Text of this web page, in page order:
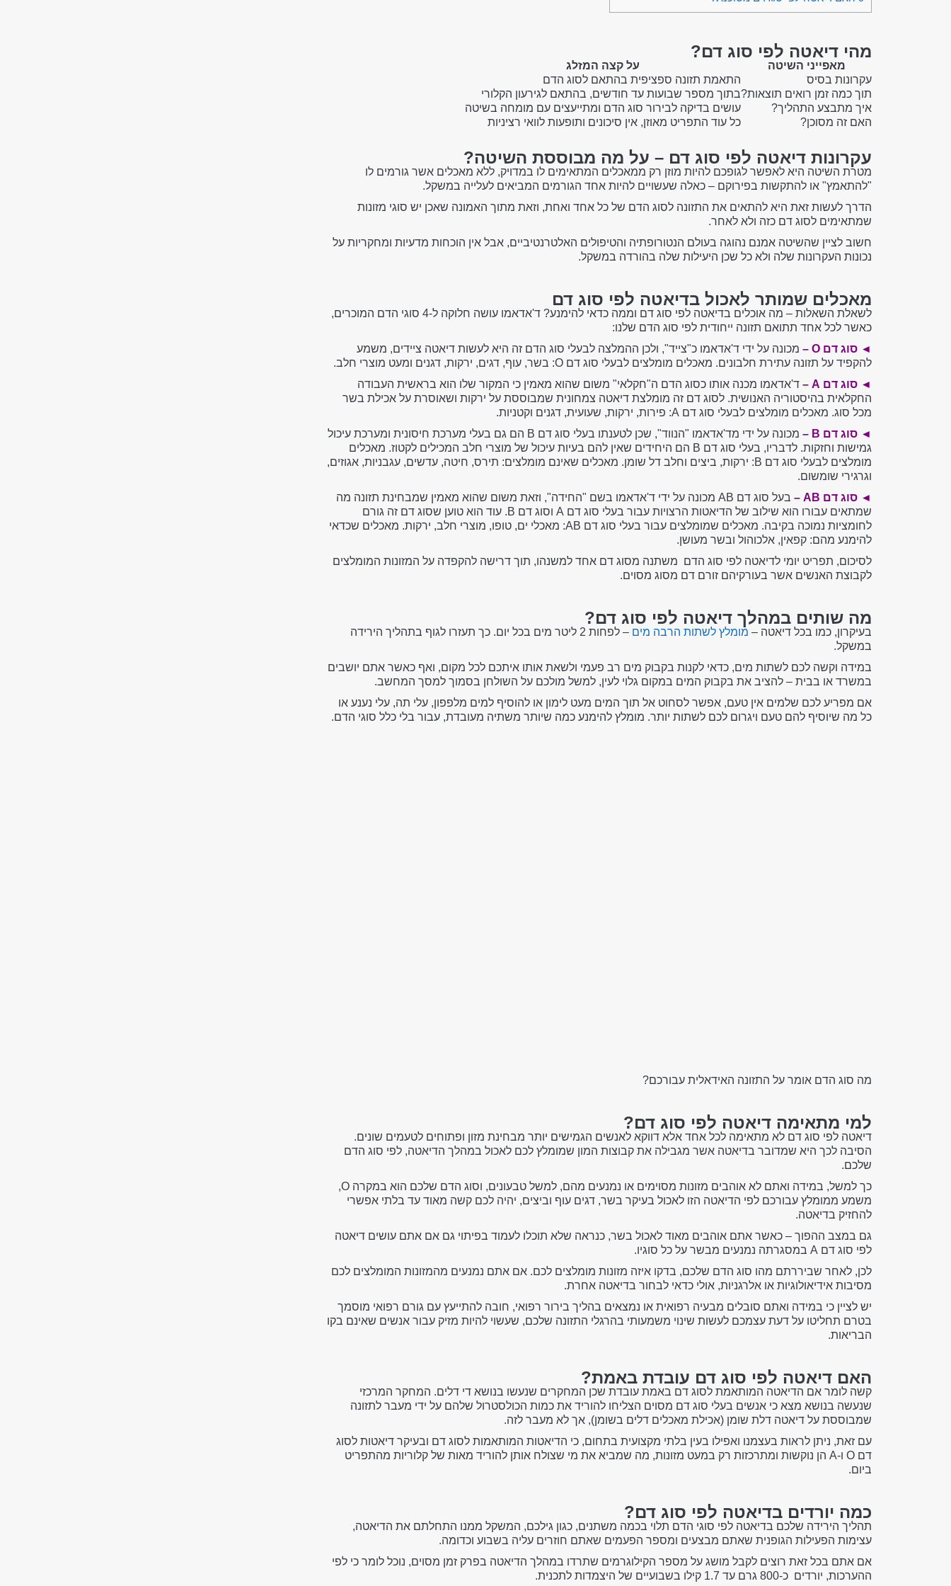
מהי דיאטה לפי סוג דם?
מאפייני השיטה
על קצה המזלג
עקרונות בסיס
התאמת תזונה ספציפית בהתאם לסוג הדם
תוך כמה זמן רואים תוצאות?בתוך מספר שבועות עד חודשים, בהתאם לגירעון הקלורי
איך מתבצע התהליך?
עושים בדיקה לבירור סוג הדם ומתייעצים עם מומחה בשיטה
האם זה מסוכן?
כל עוד התפריט מאוזן, אין סיכונים ותופעות לוואי רציניות
עקרונות דיאטה לפי סוג דם – על מה מבוססת השיטה?
מטרת השיטה היא לאפשר לגופכם להיות מוזן רק ממאכלים המתאימים לו במדויק, ללא מאכלים אשר גורמים לו
"להתאמץ" או להתקשות בפירוקם – כאלה שעשויים להיות אחד הגורמים המביאים לעלייה במשקל.
הדרך לעשות זאת היא להתאים את התזונה לסוג הדם של כל אחד ואחת, וזאת מתוך האמונה שאכן יש סוגי מזונות
שמתאימים לסוג דם כזה ולא לאחר.
חשוב לציין שהשיטה אמנם נהוגה בעולם הנטורופתיה והטיפולים האלטרנטיביים, אבל אין הוכחות מדעיות ומחקריות על
נכונות העקרונות שלה ולא כל שכן היעילות שלה בהורדה במשקל.
מאכלים שמותר לאכול בדיאטה לפי סוג דם
לשאלת השאלות – מה אוכלים בדיאטה לפי סוג דם וממה כדאי להימנע? ד'אדאמו עושה חלוקה ל-4 סוגי הדם המוכרים,
כאשר לכל אחד תתואם תזונה ייחודית לפי סוג הדם שלנו:
◄ סוג דם O –
מכונה על ידי ד'אדאמו כ"צייד", ולכן ההמלצה לבעלי סוג הדם זה היא לעשות דיאטה ציידים, משמע
להקפיד על תזונה עתירת חלבונים. מאכלים מומלצים לבעלי סוג דם O: בשר, עוף, דגים, ירקות, דגנים ומעט מוצרי חלב.
◄ סוג דם A –
ד'אדאמו מכנה אותו כסוג הדם ה"חקלאי" משום שהוא מאמין כי המקור שלו הוא בראשית העבודה
החקלאית בהיסטוריה האנושית. לסוג דם זה מומלצת דיאטה צמחונית שמבוססת על ירקות ושאוסרת על אכילת בשר
מכל סוג. מאכלים מומלצים לבעלי סוג דם A: פירות, ירקות, שעועית, דגנים וקטניות.
◄ סוג דם B –
מכונה על ידי מד'אדאמו "הנווד", שכן לטענתו בעלי סוג דם B הם גם בעלי מערכת חיסונית ומערכת עיכול
גמישות וחזקות. לדבריו, בעלי סוג דם B הם היחידים שאין להם בעיות עיכול של מוצרי חלב המכילים לקטוז. מאכלים
מומלצים לבעלי סוג דם B: ירקות, ביצים וחלב דל שומן. מאכלים שאינם מומלצים: תירס, חיטה, עדשים, עגבניות, אגוזים,
וגרגירי שומשום.
◄ סוג דם AB
–
בעל סוג דם AB מכונה על ידי ד'אדאמו בשם "החידה", וזאת משום שהוא מאמין שמבחינת תזונה מה
שמתאים עבורו הוא שילוב של הדיאטות הרצויות עבור בעלי סוג דם A וסוג דם B. עוד הוא טוען שסוג דם זה גורם
לחומציות נמוכה בקיבה. מאכלים שמומלצים עבור בעלי סוג דם AB: מאכלי ים, טופו, מוצרי חלב, ירקות. מאכלים שכדאי
להימנע מהם: קפאין, אלכוהול ובשר מעושן.
לסיכום, תפריט יומי לדיאטה לפי סוג הדם משתנה מסוג דם אחד למשנהו, תוך דרישה להקפדה על המזונות המומלצים
לקבוצת האנשים אשר בעורקיהם זורם דם מסוג מסוים.
מה שותים במהלך דיאטה לפי סוג דם?
בעיקרון, כמו בכל דיאטה – מומלץ לשתות הרבה מים
– לפחות 2 ליטר מים בכל יום. כך תעזרו לגוף בתהליך הירידה
במשקל.
במידה וקשה לכם לשתות מים, כדאי לקנות בקבוק מים רב פעמי ולשאת אותו איתכם לכל מקום, ואף כאשר אתם יושבים
במשרד או בבית – להציב את בקבוק המים במקום גלוי לעין, למשל מולכם על השולחן בסמוך למסך המחשב.
אם מפריע לכם שלמים אין טעם, אפשר לסחוט אל תוך המים מעט לימון או להוסיף למים מלפפון, עלי תה, עלי נענע או
כל מה שיוסיף להם טעם ויגרום לכם לשתות יותר. מומלץ להימנע כמה שיותר משתיה מעובדת, עבור בלי כלל סוגי הדם.
מה סוג הדם אומר על התזונה האידאלית עבורכם?
למי מתאימה דיאטה לפי סוג דם?
דיאטה לפי סוג דם לא מתאימה לכל אחד אלא דווקא לאנשים הגמישים יותר מבחינת מזון ופתוחים לטעמים שונים.
הסיבה לכך היא שמדובר בדיאטה אשר מגבילה את קבוצות המון שמומלץ לכם לאכול במהלך הדיאטה, לפי סוג הדם
שלכם.
כך למשל, במידה ואתם לא אוהבים מזונות מסוימים או נמנעים מהם, למשל טבעונים, וסוג הדם שלכם הוא במקרה O,
משמע ממומלץ עבורכם לפי הדיאטה הזו לאכול בעיקר בשר, דגים עוף וביצים, יהיה לכם קשה מאוד עד בלתי אפשרי
להחזיק בדיאטה.
גם במצב ההפוך – כאשר אתם אוהבים מאוד לאכול בשר, כנראה שלא תוכלו לעמוד בפיתוי גם אם אתם עושים דיאטה
לפי סוג דם A במסגרתה נמנעים מבשר על כל סוגיו.
לכן, לאחר שביררתם מהו סוג הדם שלכם, בדקו איזה מזונות מומלצים לכם. אם אתם נמנעים מהמזונות המומלצים לכם
מסיבות אידיאולוגיות או אלרגניות, אולי כדאי לבחור בדיאטה אחרת.
יש לציין כי במידה ואתם סובלים מבעיה רפואית או נמצאים בהליך בירור רפואי, חובה להתייעץ עם גורם רפואי מוסמך
בטרם תחליטו על דעת עצמכם לעשות שינוי משמעותי בהרגלי התזונה שלכם, שעשוי להיות מזיק עבור אנשים שאינם בקו
הבריאות.
האם דיאטה לפי סוג דם עובדת באמת?
קשה לומר אם הדיאטה המותאמת לסוג דם באמת עובדת שכן המחקרים שנעשו בנושא די דלים. המחקר המרכזי
שנעשה בנושא מצא כי אנשים בעלי סוג דם מסוים הצליחו להוריד את כמות הכולסטרול שלהם על ידי מעבר לתזונה
שמבוססת על דיאטה דלת שומן (אכילת מאכלים דלים בשומן), אך לא מעבר לזה.
עם זאת, ניתן לראות בעצמנו ואפילו בעין בלתי מקצועית בתחום, כי הדיאטות המותאמות לסוג דם ובעיקר דיאטות לסוג
דם O ו-A הן נוקשות ומתרכזות רק במעט מזונות, מה שמביא את מי שצולח אותן להוריד מאות של קלוריות מהתפריט
ביום.
כמה יורדים בדיאטה לפי סוג דם?
תהליך הירידה שלכם בדיאטה לפי סוגי הדם תלוי בכמה משתנים, כגון גילכם, המשקל ממנו התחלתם את הדיאטה,
עצימות הפעילות הגופנית שאתם מבצעים ומספר הפעמים שאתם חוזרים עליה בשבוע וכדומה.
אם אתם בכל זאת רוצים לקבל מושג על מספר הקילוגרמים שתרדו במהלך הדיאטה בפרק זמן מסוים, נוכל לומר כי לפי
ההערכות, יורדים כ-800 גרם עד 1.7 קילו בשבועיים של היצמדות לתכנית.